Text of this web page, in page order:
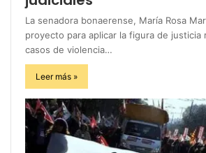
La senadora bonaerense, María Rosa
proyecto para aplicar la figura de justicia
casos de violencia…
Leer más »